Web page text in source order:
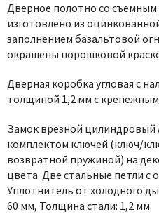
Дверное полотно со
изготовлено из
заполнением базальтовой
окрашены порошковой
Дверная коробка угловая с
толщиной 1,2 мм с
Замок врезной цилиндровый
комплектом ключей (ключ/
возвратной пружиной) на
цвета. Две стальные петли
Уплотнитель от холодного
60 мм, Толщина стали: 1,2 мм.